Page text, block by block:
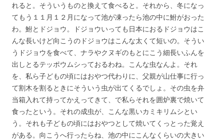
れると。そういうものと換えて食べると。それから、冬になっ
てもう１１月１２月になって池が凍ったら池の中に鮒がおった
わ。鮒とドジョウ。ドジョウいっても日本におるドジョウはこ
んな長いけど向こうのドジョウはこんな太くて短いの。そうい
うドジョウを食べて、ナラやクヌギのもとにこう細長いふんを
出しとるテッポウムシっておるわね。こんな虫なんよ。それ
を、私ら子どもの頃にはおやつ代わりに、父親が山仕事に行っ
て割木を割るときにそういう虫が出てくるでしょ。その虫を弁
当箱入れて持ってかえってきて、で私らそれを囲炉裏で焼いて
食ったという。それの成虫が、こんな黒いカミキリムシとい
う。それも子どもの頃にはおやつとして焼いてくっとった覚え
がある。向こうへ行ったらね、池の中にこんなくらいの大きい